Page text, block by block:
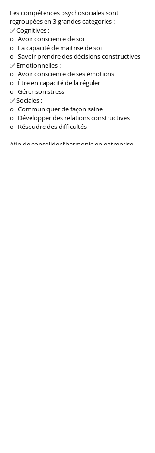
Les compétences psychosociales sont
regroupées en 3 grandes catégories :
✅ Cognitives :
o Avoir conscience de soi
o La capacité de maitrise de soi
o Savoir prendre des décisions constructives
✅ Emotionnelles :
o Avoir conscience de ses émotions
o Être en capacité de la réguler
o Gérer son stress
✅ Sociales :
o Communiquer de façon saine
o Développer des relations constructives
o Résoudre des difficultés
Afin de consolider l’harmonie en entreprise,